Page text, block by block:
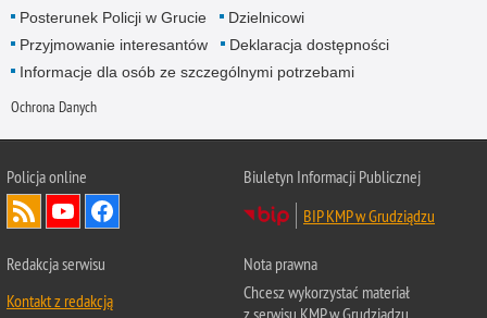
Posterunek Policji w Grucie
Dzielnicowi
Przyjmowanie interesantów
Deklaracja dostępności
Informacje dla osób ze szczególnymi potrzebami
Ochrona Danych
Policja online
Biuletyn Informacji Publicznej
BIP KMP w Grudziądzu
Redakcja serwisu
Kontakt z redakcją
Nota prawna
Chcesz wykorzystać materiał